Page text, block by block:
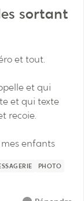
sortant
et tout.
et qui
et qui texte
recoie.
enfants
PHOTO